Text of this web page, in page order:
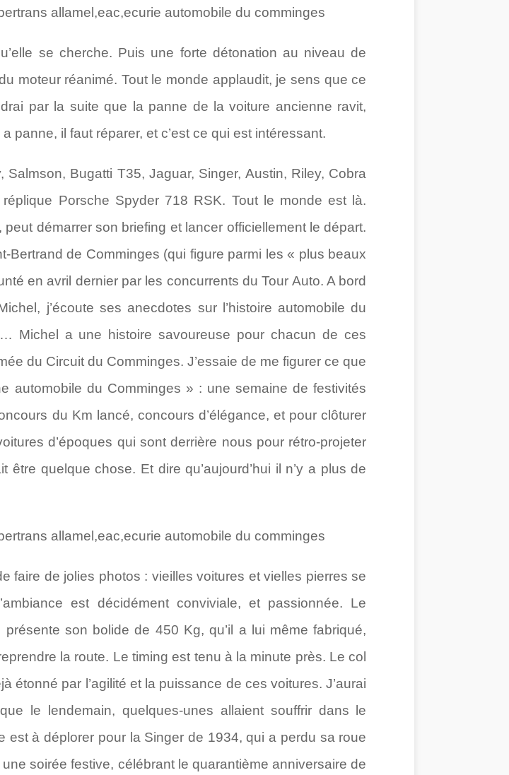
se cherche. Puis une forte détonation au niveau de
moteur réanimé. Tout le monde applaudit, je sens que ce
par la suite que la panne de la voiture ancienne ravit,
panne, il faut réparer, et c’est ce qui est intéressant.
Bugatti T35, Jaguar, Singer, Austin, Riley, Cobra
Porsche Spyder 718 RSK. Tout le monde est là.
démarrer son briefing et lancer officiellement le départ.
Bertrand de Comminges (qui figure parmi les « plus beaux
en avril dernier par les concurrents du Tour Auto. A bord
j’écoute ses anecdotes sur l’histoire automobile du
Michel a une histoire savoureuse pour chacun de ces
du Circuit du Comminges. J’essaie de me figurer ce que
automobile du Comminges » : une semaine de festivités
du Km lancé, concours d’élégance, et pour clôturer
d’époques qui sont derrière nous pour rétro-projeter
quelque chose. Et dire qu’aujourd’hui il n’y a plus de
faire de jolies photos : vieilles voitures et vielles pierres se
est décidément conviviale, et passionnée. Le
son bolide de 450 Kg, qu’il a lui même fabriqué,
la route. Le timing est tenu à la minute près. Le col
étonné par l’agilité et la puissance de ces voitures. J’aurai
le lendemain, quelques-unes allaient souffrir dans le
est à déplorer pour la Singer de 1934, qui a perdu sa roue
soirée festive, célébrant le quarantième anniversaire de